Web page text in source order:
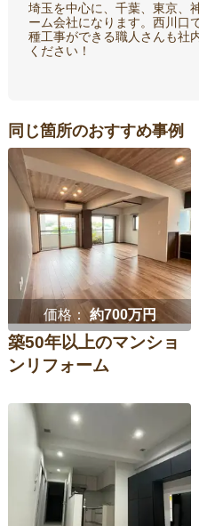
埼玉を中心に、千葉、東京、
ーム会社になります。西川口
種工事ができる職人さんも社
ください！
同じ箇所のおすすめ事例
価格：約700万円
築50年以上のマンショ
ンリフォーム